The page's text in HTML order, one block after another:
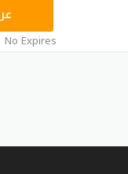
No Expires